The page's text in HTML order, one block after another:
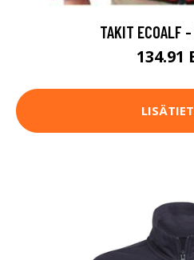
TAKIT ECOALF
134.91